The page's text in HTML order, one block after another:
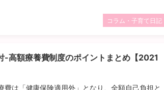
コラム・子育て日記
-高額療養費制度のポイントまとめ【2021
は「健康保険適用外」となり、全額自己負担と